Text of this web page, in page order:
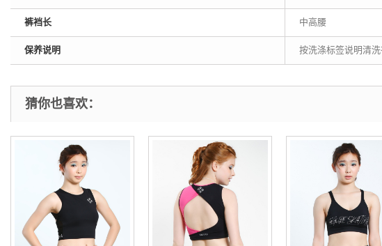
裤裆长 中高腰
保养说明 按洗涤标签说明清洗
猜你也喜欢：